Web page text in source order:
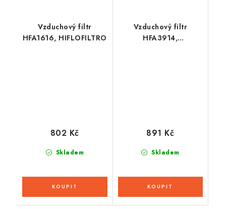
Vzduchový filtr
HFA1616, HIFLOFILTRO
Skladem
802 Kč
Vzduchový filtr
HFA3914,
Skladem
891 Kč